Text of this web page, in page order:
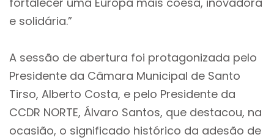
e solidária.”
A sessão de abertura foi protagonizada pelo
Presidente da Câmara Municipal de Santo
Tirso, Alberto Costa, e pelo Presidente da
CCDR NORTE, Álvaro Santos, que destacou, na
ocasião, o significado histórico da adesão de